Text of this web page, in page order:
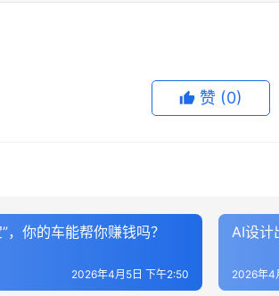
赞 (0)
，你的车能帮你赚钱吗？
2026年4月5日 下午2:50
AI设计
2026年4